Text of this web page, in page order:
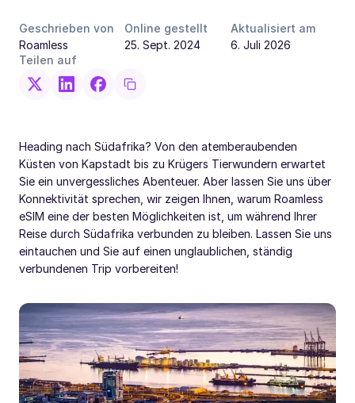
Geschrieben von
Roamless
Online gestellt
25. Sept. 2024
Aktualisiert am
6. Juli 2026
Teilen auf
Heading nach Südafrika? Von den atemberaubenden
Küsten von Kapstadt bis zu Krügers Tierwundern erwartet
Sie ein unvergessliches Abenteuer. Aber lassen Sie uns über
Konnektivität sprechen, wir zeigen Ihnen, warum Roamless
eSIM eine der besten Möglichkeiten ist, um während Ihrer
Reise durch Südafrika verbunden zu bleiben. Lassen Sie uns
eintauchen und Sie auf einen unglaublichen, ständig
verbundenen Trip vorbereiten!